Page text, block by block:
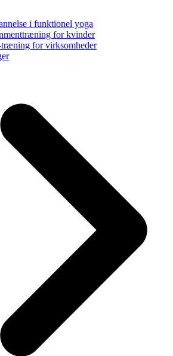
i funktionel yoga
for kvinder
for virksomheder